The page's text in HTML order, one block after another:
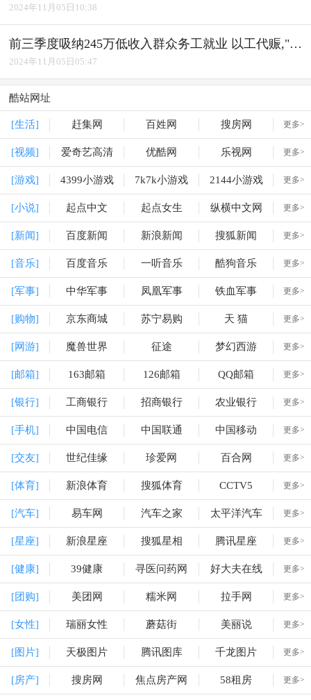
2024年11月05日10:38
前三季度吸纳245万低收入群众务工就业 以工代赈,"赈"出实效
2024年11月05日05:47
酷站网址
[生活] 赶集网 百姓网 搜房网 更多>
[视频] 爱奇艺高清 优酷网 乐视网 更多>
[游戏] 4399小游戏 7k7k小游戏 2144小游戏 更多>
[小说] 起点中文 起点女生 纵横中文网 更多>
[新闻] 百度新闻 新浪新闻 搜狐新闻 更多>
[音乐] 百度音乐 一听音乐 酷狗音乐 更多>
[军事] 中华军事 凤凰军事 铁血军事 更多>
[购物] 京东商城 苏宁易购 天 猫 更多>
[网游] 魔兽世界 征途 梦幻西游 更多>
[邮箱] 163邮箱 126邮箱 QQ邮箱 更多>
[银行] 工商银行 招商银行 农业银行 更多>
[手机] 中国电信 中国联通 中国移动 更多>
[交友] 世纪佳缘 珍爱网 百合网 更多>
[体育] 新浪体育 搜狐体育 CCTV5 更多>
[汽车] 易车网 汽车之家 太平洋汽车 更多>
[星座] 新浪星座 搜狐星相 腾讯星座 更多>
[健康] 39健康 寻医问药网 好大夫在线 更多>
[团购] 美团网 糯米网 拉手网 更多>
[女性] 瑞丽女性 蘑菇街 美丽说 更多>
[图片] 天极图片 腾讯图库 千龙图片 更多>
[房产] 搜房网 焦点房产网 58租房 更多>